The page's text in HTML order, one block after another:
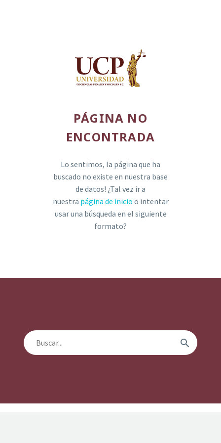
PÁGINA NO
ENCONTRADA
Lo sentimos, la página que ha
buscado no existe en nuestra base
de datos! ¿Tal vez ir a
nuestra página de inicio o intentar
usar una búsqueda en el siguiente
formato?